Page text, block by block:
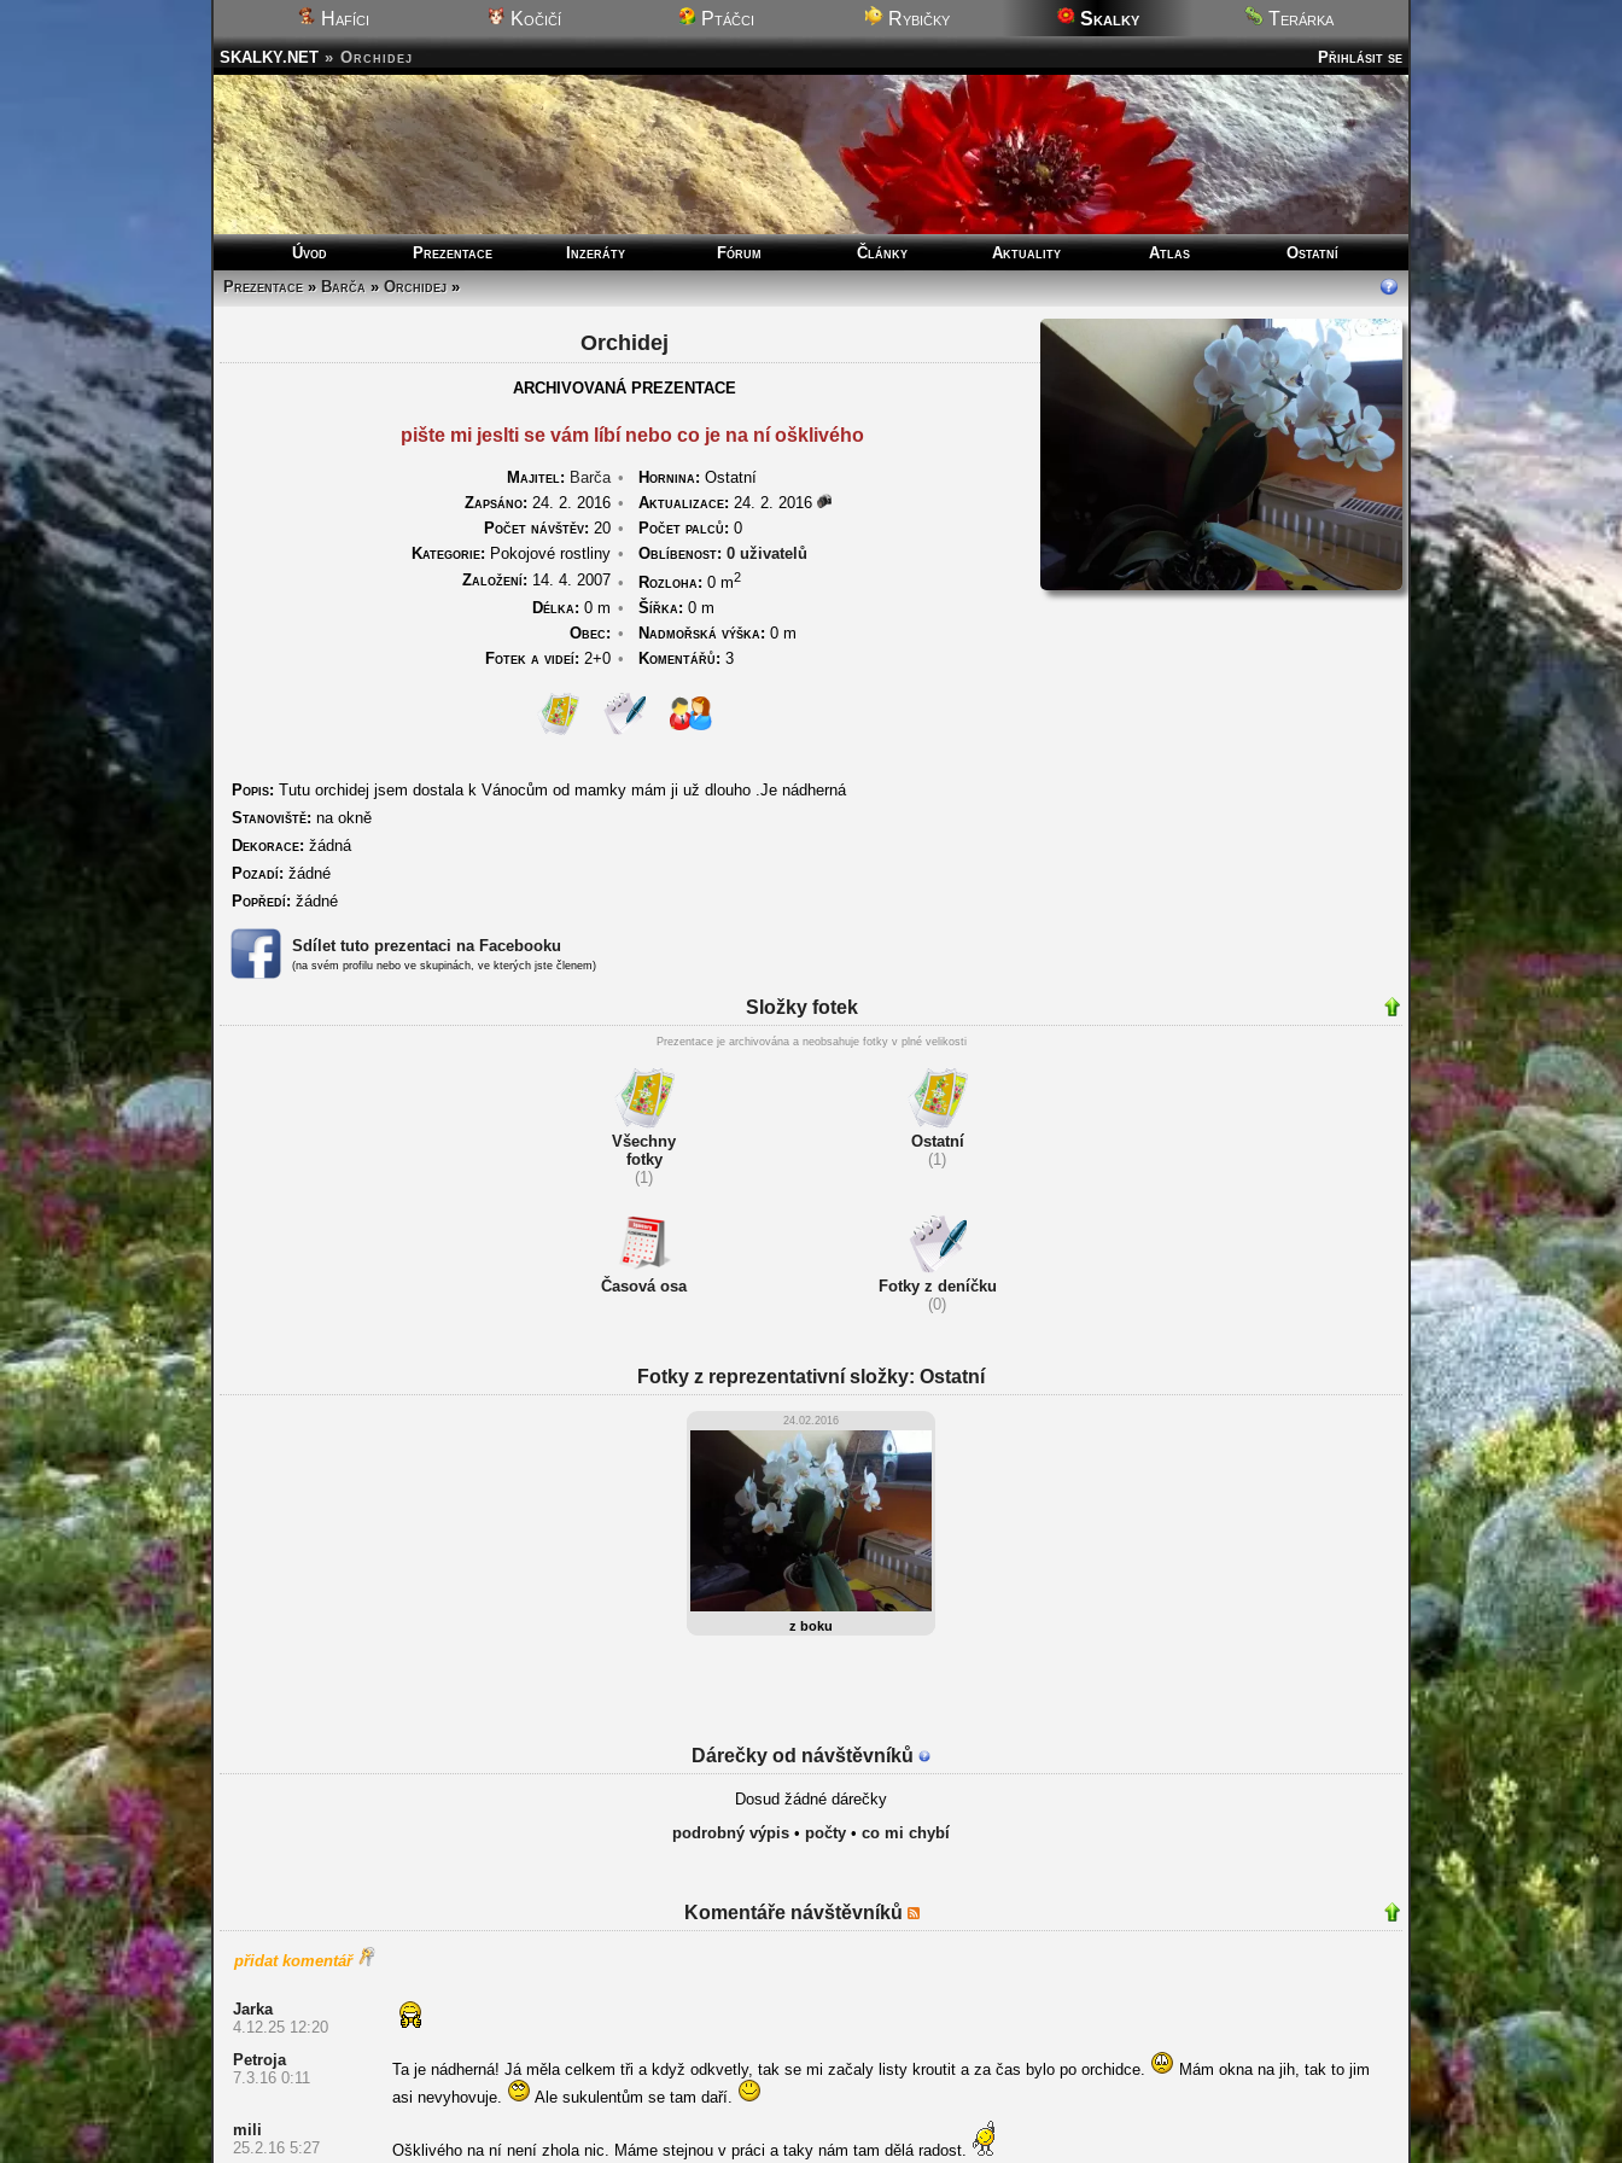
Hafíci Kočičí Ptáčci Rybičky Skalky Terárka
Přihlásit se
SKALKY.NET » Orchidej
Úvod Prezentace Inzeráty Fórum Články Aktuality Atlas
Ostatní
Prezentace»Barča»Orchidej»
Orchidej
ARCHIVOVANÁ PREZENTACE
pište mi jeslti se vám líbí nebo co je na ní ošklivého
Majitel: Barča • Hornina: Ostatní
Zapsáno: 24. 2. 2016 • Aktualizace: 24. 2. 2016
Počet návštěv: 20 • Počet palců: 0
Kategorie: Pokojové rostliny • Oblíbenost: 0 uživatelů
Založení: 14. 4. 2007 • Rozloha: 0 m2
Délka: 0 m • Šířka: 0 m
Obec: • Nadmořská výška: 0 m
Fotek a videí: 2+0 • Komentářů: 3
Popis: Tutu orchidej jsem dostala k Vánocům od mamky mám ji už dlouho .Je nádherná
Stanoviště: na okně
Dekorace: žádná
Pozadí: žádné
Popředí: žádné
Sdílet tuto prezentaci na Facebooku
(na svém profilu nebo ve skupinách, ve kterých jste členem)
Složky fotek
Prezentace je archivována a neobsahuje fotky v plné velikosti
Všechny
fotky
(1)
Ostatní
(1)
Časová osa
Fotky z deníčku
(0)
Fotky z reprezentativní složky: Ostatní
24.02.2016
z boku
Dárečky od návštěvníků
Dosud žádné dárečky
podrobný výpis • počty • co mi chybí
Komentáře návštěvníků
přidat komentář
Jarka
4.12.25 12:20
Petroja
7.3.16 0:11
Ta je nádherná! Já měla celkem tři a když odkvetly, tak se mi začaly listy kroutit a za čas bylo po orchidce.
Mám okna na jih, tak to jim
asi nevyhovuje.
Ale sukulentům se tam daří.
mili
25.2.16 5:27
Ošklivého na ní není zhola nic. Máme stejnou v práci a taky nám tam dělá radost.